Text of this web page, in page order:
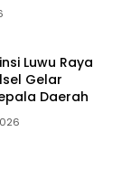
Luwu Raya
Gelar
Daerah